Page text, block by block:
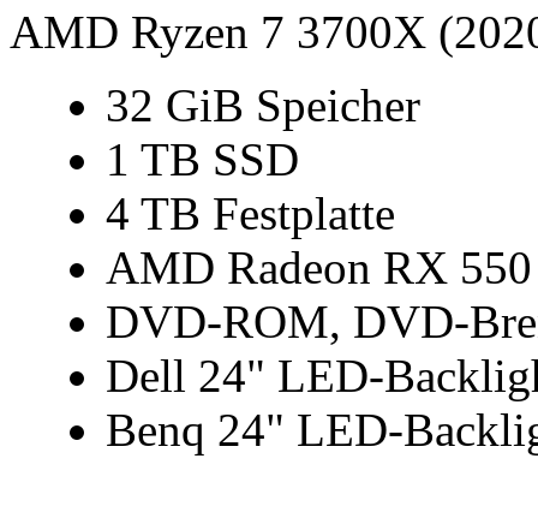
AMD Ryzen 7 3700X
32 GiB Speicher
1 TB SSD
4 TB Festplatte
AMD Radeon RX 550
DVD-ROM, DVD-
Dell 24" LED-
Benq 24" LED-